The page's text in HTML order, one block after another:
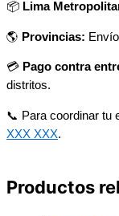
📦 Lima
🌎 Provincias:
💳 Pago contra
distritos.
📞 Para coordinar tu
XXX XXX.
Productos